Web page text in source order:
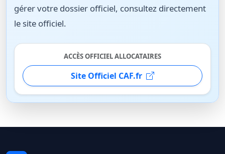
gérer votre dossier officiel, consultez directement
le site officiel.
ACCÈS OFFICIEL ALLOCATAIRES
Site Officiel CAF.fr